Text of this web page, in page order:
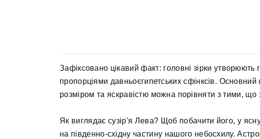
Зафіксовано цікавий факт: головні зірки утворюють
пропорціями давньоєгипетських сфінксів. Основний
розміром та яскравістю можна порівняти з тими, що
Як виглядає сузір'я Лева? Щоб побачити його, у
на південно-східну частину нашого небосхилу.